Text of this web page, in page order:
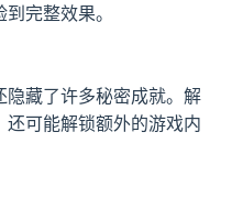
完整效果。
藏了许多秘密成就。解
可能解锁额外的游戏内